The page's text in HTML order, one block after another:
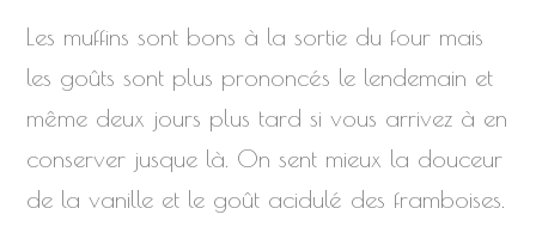
Les muffins sont bons à la sortie du four mais
les goûts sont plus prononcés le lendemain et
même deux jours plus tard si vous arrivez à en
conserver jusque là. On sent mieux la douceur
de la vanille et le goût acidulé des framboises.